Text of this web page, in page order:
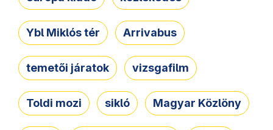
Ybl Miklós tér Arrivabus
temetői járatok vizsgafilm
Toldi mozi sikló Magyar Közlöny